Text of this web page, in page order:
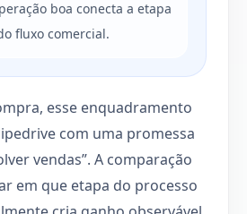
boa conecta a etapa
fluxo comercial.
esse enquadramento
com uma promessa
vendas”. A comparação
em que etapa do processo